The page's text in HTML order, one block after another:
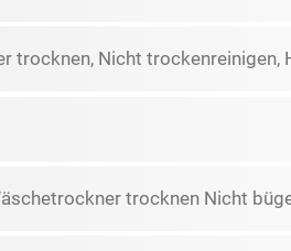
trocknen, Nicht trockenreinigen,
trocknen Nicht